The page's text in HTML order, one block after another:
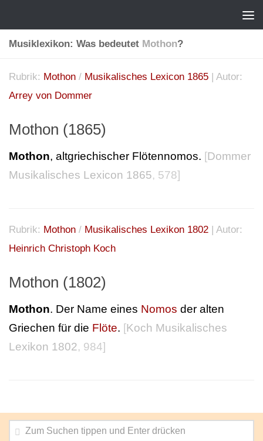
Musiklexikon: Was bedeutet Mothon?
Rubrik: Mothon / Musikalisches Lexicon 1865 | Autor:
Arrey von Dommer
Mothon (1865)
Mothon, altgriechischer Flötennomos. [Dommer
Musikalisches Lexicon 1865, 578]
Rubrik: Mothon / Musikalisches Lexikon 1802 | Autor:
Heinrich Christoph Koch
Mothon (1802)
Mothon. Der Name eines Nomos der alten
Griechen für die Flöte. [Koch Musikalisches
Lexikon 1802, 984]